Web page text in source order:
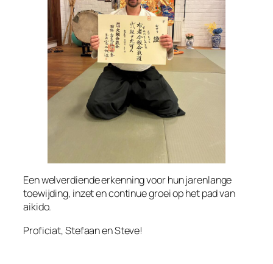
Een welverdiende erkenning voor hun jarenlange
toewijding, inzet en continue groei op het pad van
aikido.
Proficiat, Stefaan en Steve!